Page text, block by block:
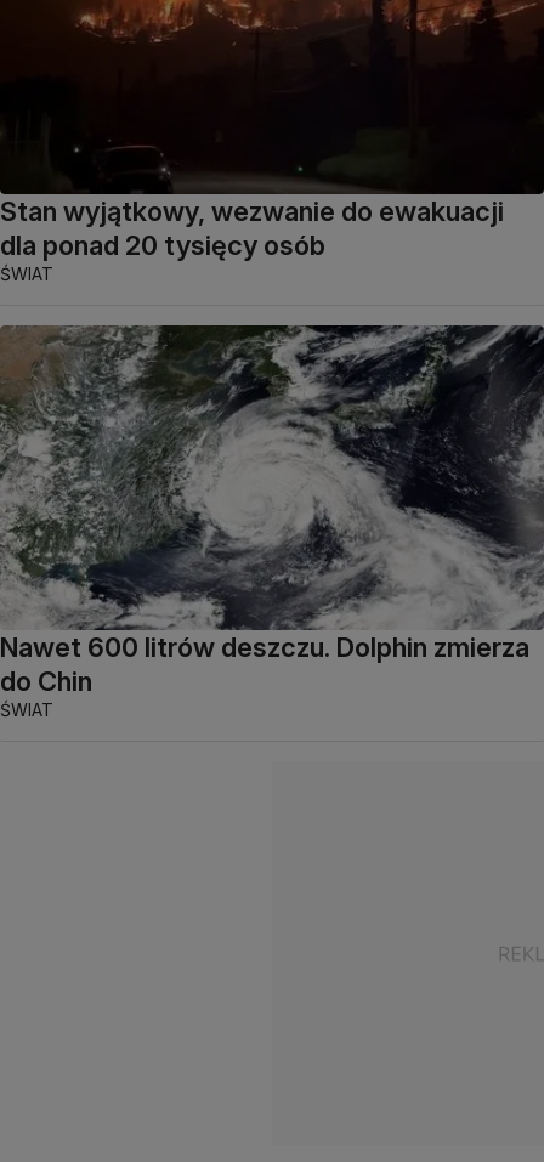
Stan wyjątkowy, wezwanie do ewakuacji
dla ponad 20 tysięcy osób
ŚWIAT
Nawet 600 litrów deszczu. Dolphin zmierza
do Chin
ŚWIAT